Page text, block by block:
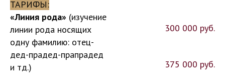
ТАРИФЫ:
«Линия рода» (изучение
линии рода носящих
одну фамилию: отец-
дед-прадед-прапрадед
и тд.)
300 000 руб.
375 000 руб.